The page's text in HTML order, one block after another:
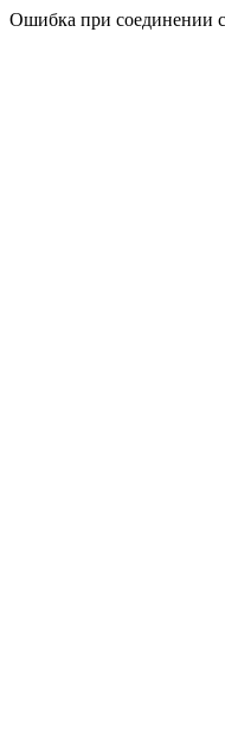
Ошибка при соединении